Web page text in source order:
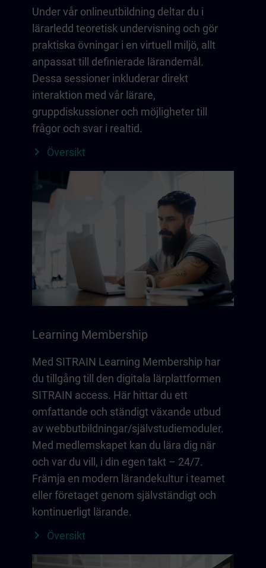
Under vår onlineutbildning deltar du i
lärarledd teoretisk undervisning och gör
praktiska övningar i en virtuell miljö, allt
anpassat till definierade lärandemål.
Dessa sessioner inkluderar direkt
interaktion med vår lärare,
gruppdiskussioner och möjligheter till
frågor och svar i realtid.
Översikt
Learning Membership
Med SITRAIN Learning Membership har
du tillgång till den digitala lärplattformen
SITRAIN access. Här hittar du ett
omfattande och ständigt växande utbud
av webbutbildningar/självstudiemoduler.
Med medlemskapet kan du lära dig när
och var du vill, i din egen takt – 24/7.
Främja en modern lärandekultur i teamet
eller företaget genom självständigt och
kontinuerligt lärande.
Översikt